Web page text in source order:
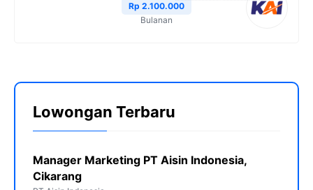
Rp 2.100.000
Bulanan
Lowongan Terbaru
Manager Marketing PT Aisin Indonesia,
Cikarang